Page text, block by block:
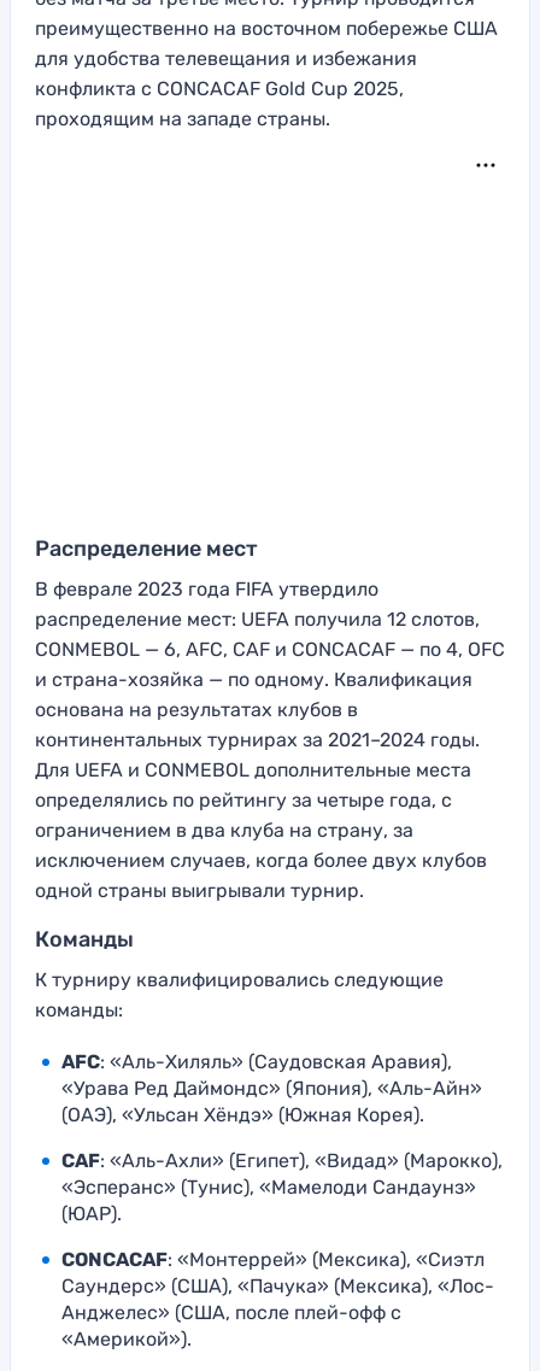
преимущественно на восточном побережье США
для удобства телевещания и избежания
конфликта с CONCACAF Gold Cup 2025,
проходящим на западе страны.
Распределение мест
В феврале 2023 года FIFA утвердило
распределение мест: UEFA получила 12 слотов,
CONMEBOL — 6, AFC, CAF и CONCACAF — по 4, OFC
и страна-хозяйка — по одному. Квалификация
основана на результатах клубов в
континентальных турнирах за 2021–2024 годы.
Для UEFA и CONMEBOL дополнительные места
определялись по рейтингу за четыре года, с
ограничением в два клуба на страну, за
исключением случаев, когда более двух клубов
одной страны выигрывали турнир.
Команды
К турниру квалифицировались следующие
команды:
AFC: «Аль-Хиляль» (Саудовская Аравия),
«Урава Ред Даймондс» (Япония), «Аль-Айн»
(ОАЭ), «Ульсан Хёндэ» (Южная Корея).
CAF: «Аль-Ахли» (Египет), «Видад» (Марокко),
«Эсперанс» (Тунис), «Мамелоди Сандаунз»
(ЮАР).
CONCACAF: «Монтеррей» (Мексика), «Сиэтл
Саундерс» (США), «Пачука» (Мексика), «Лос-
Анджелес» (США, после плей-офф с
«Америкой»).